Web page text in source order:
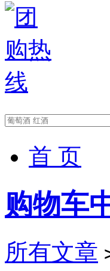
首 页
购物车
所有文章